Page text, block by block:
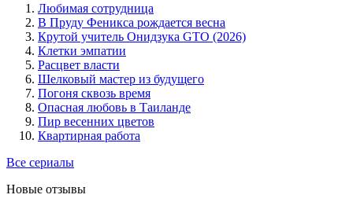
Любимая сотрудница
В Пруду Феникса рождается весна
Крутой учитель Онидзука GTO (2026)
Клетки эмпатии
Расцвет власти
Шелковый мастер из будущего
Погоня сквозь время
Опасная любовь в Таиланде
Пир весенних цветов
Квартирная работа
Все сериалы
Новые отзывы